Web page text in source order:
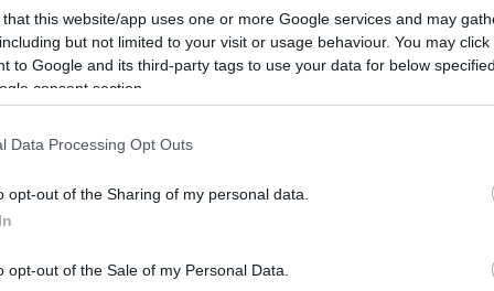
this website/app uses one or more Google services and may
but not limited to your visit or usage behaviour. You may
to Google and its third-party tags to use your data for below
consent section.
Data Processing Opt Outs
opt-out of the Sharing of my personal data.
opt-out of the Sale of my Personal Data.
Η Μαρία Αντωνίου γεννήθηκε και μεγάλωσε
Σχολή του Αριστοτελείου Πανεπιστημίου
ιδιωτικού τομέα αλλά και στο Δημόσιο στις
Φεβρουάριο του 2005 έως τον Ιούνιο του 2009
Δημοκρατίας. Από τον Μάιο του 2012 έως τον
τον Ιανουάριο 2016 μέχρι Ιούνιο 2019 ήταν